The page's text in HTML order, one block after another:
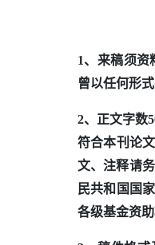
1、来稿须资
曾以任何形
2、正文字数
符合本刊论
文、注释请
民共和国国
各级基金资